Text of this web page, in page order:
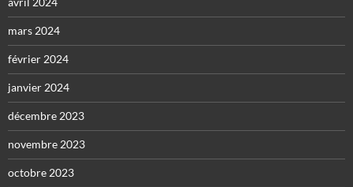
mars 2024
février 2024
janvier 2024
décembre 2023
novembre 2023
octobre 2023